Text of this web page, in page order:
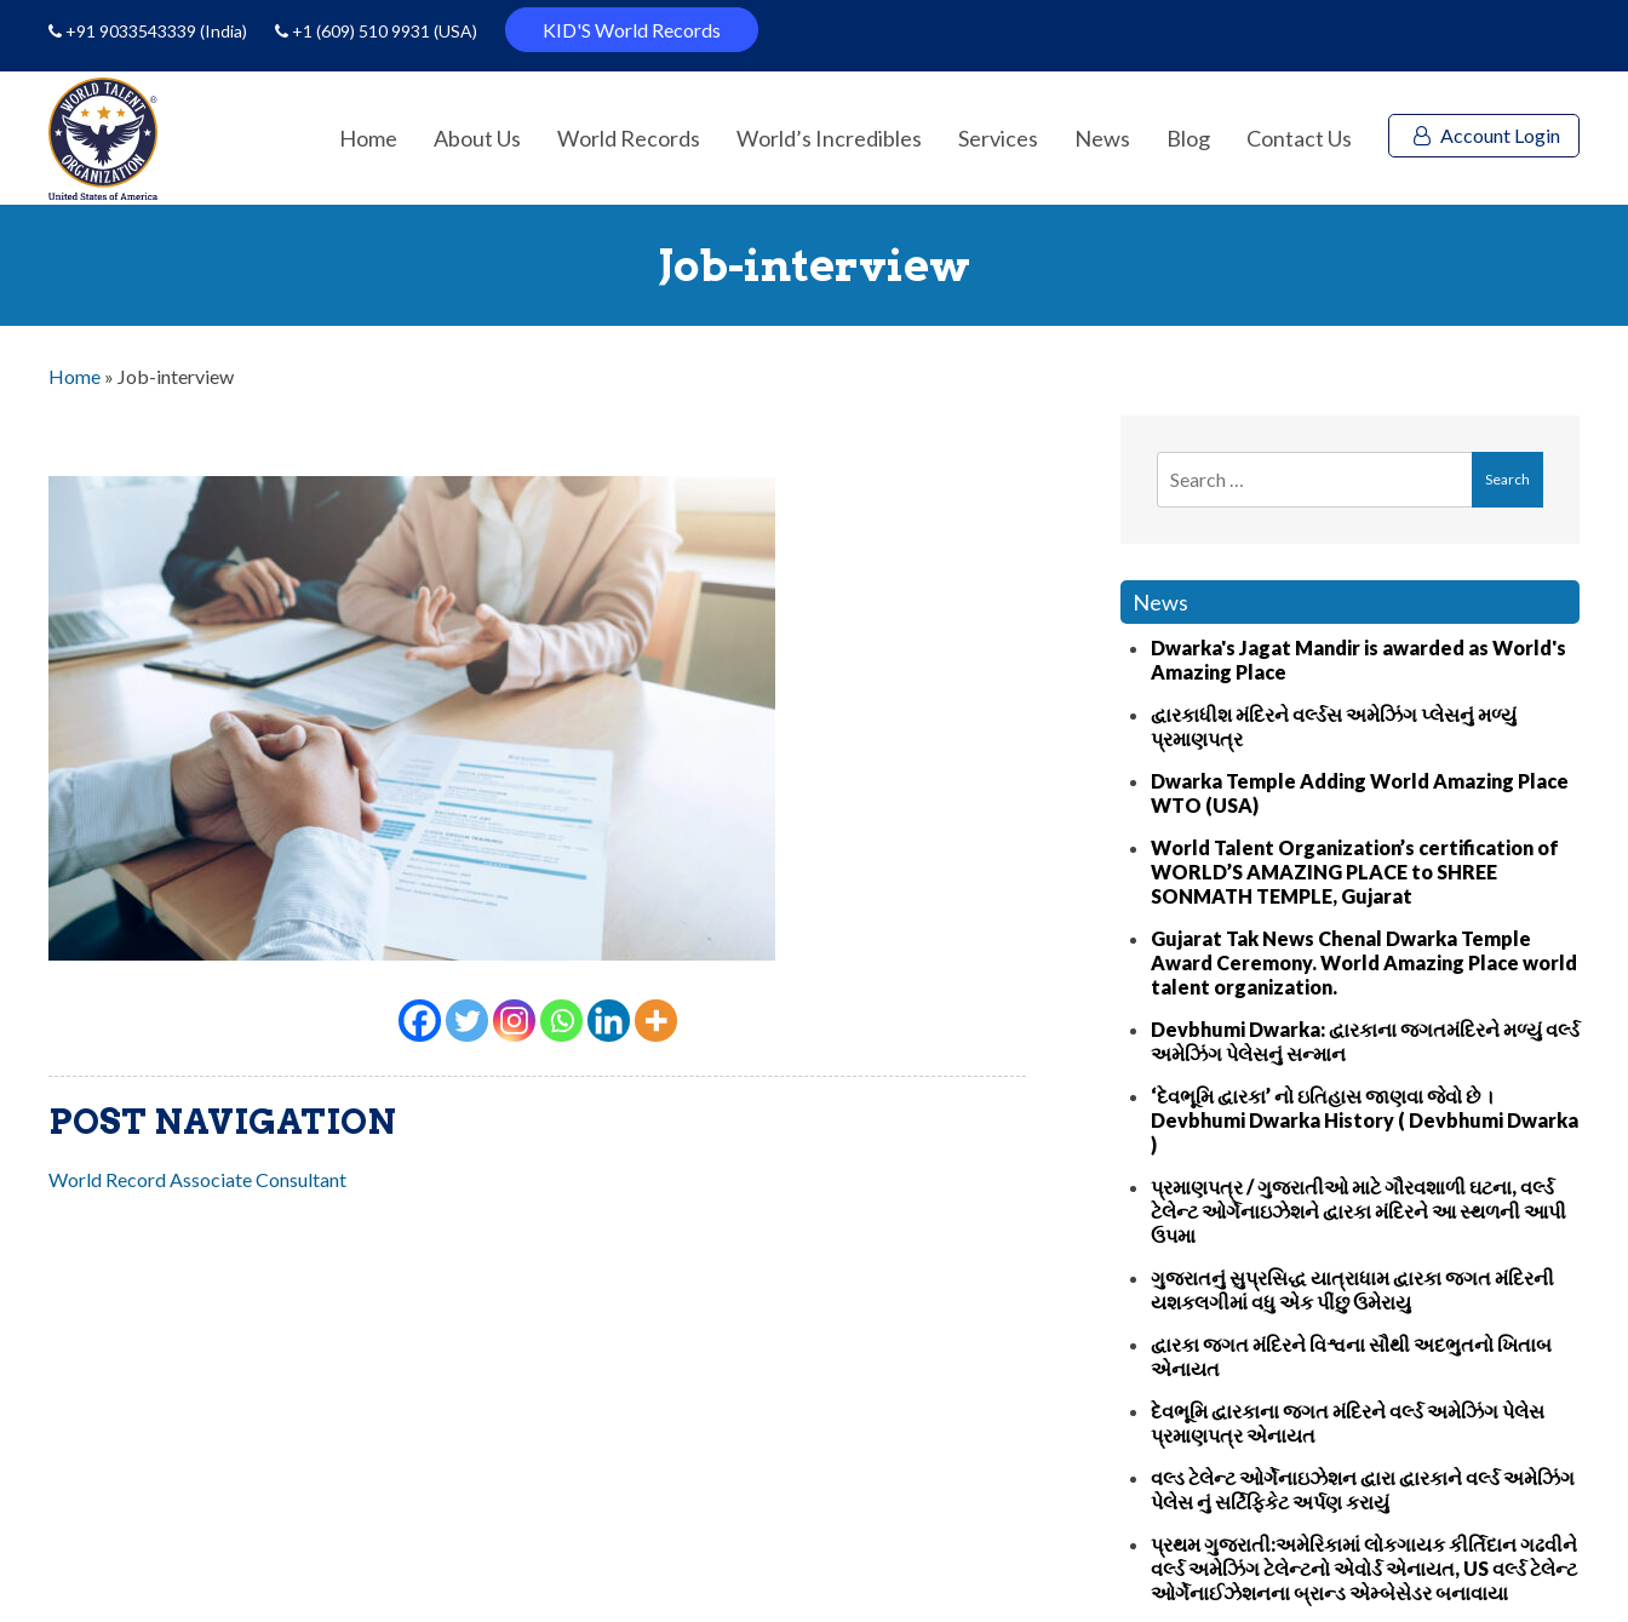
+91 9033543339(India) +1 (609) 510 9931 (USA) KID'S World Records
Home About Us World Records World’s Incredibles Services News Blog Contact Us Account Login
Job-interview
Home » Job-interview
POST NAVIGATION
World Record Associate Consultant
News
Dwarka's Jagat Mandir is awarded as World's
Amazing Place
દ્વારકાધીશ મંદિરને વર્લ્ડસ અમેઝિંગ પ્લેસનું મળ્યું
પ્રમાણપત્ર
Dwarka Temple Adding World Amazing Place
WTO (USA)
World Talent Organization’s certification of
WORLD’S AMAZING PLACE to SHREE
SONMATH TEMPLE, Gujarat
Gujarat Tak News Chenal Dwarka Temple
Award Ceremony. World Amazing Place world
talent organization.
Devbhumi Dwarka: દ્વારકાના જગતમંદિરને મળ્યું વર્લ્ડ
અમેઝિંગ પેલેસનું સન્માન
‘દેવભૂમિ દ્વારકા’ નો ઇતિહાસ જાણવા જેવો છે ।
Devbhumi Dwarka History ( Devbhumi Dwarka
)
પ્રમાણપત્ર / ગુજરાતીઓ માટે ગૌરવશાળી ઘટના, વર્લ્ડ
ટેલેન્ટ ઓર્ગેનાઇઝેશને દ્વારકા મંદિરને આ સ્થળની આપી
ઉપમા
ગુજરાતનું સુપ્રસિદ્ધ યાત્રાધામ દ્વારકા જગત મંદિરની
યશકલગીમાં વધુ એક પીંછુ ઉમેરાયુ
દ્વારકા જગત મંદિરને વિશ્વના સૌથી અદભુતનો ખિતાબ
એનાયત
દેવભૂમિ દ્વારકાના જગત મંદિરને વર્લ્ડ અમેઝિંગ પેલેસ
પ્રમાણપત્ર એનાયત
વલ્ડ ટેલેન્ટ ઓર્ગેનાઇઝેશન દ્વારા દ્વારકાને વર્લ્ડ અમેઝિંગ
પેલેસ નું સર્ટિફિકેટ અર્પણ કરાયું
પ્રથમ ગુજરાતી:અમેરિકામાં લોકગાયક કીર્તિદાન ગઢવીને
વર્લ્ડ અમેઝિંગ ટેલેન્ટનો એવોર્ડ એનાયત, US વર્લ્ડ ટેલેન્ટ
ઓર્ગેનાઈઝેશનના બ્રાન્ડ એમ્બેસેડર બનાવાયા